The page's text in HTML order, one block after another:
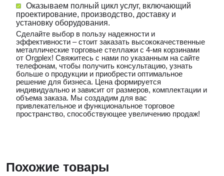
Оказываем полный цикл услуг, включающий
проектирование, производство, доставку и
установку оборудования.
Сделайте выбор в пользу надежности и
эффективности – стоит заказать высококачественные
металлические торговые стеллажи с 4-мя корзинами
от Orgplex! Свяжитесь с нами по указанным на сайте
телефонам, чтобы получить консультацию, узнать
больше о продукции и приобрести оптимальное
решение для бизнеса. Цена формируется
индивидуально и зависит от размеров, комплектации и
объема заказа. Мы создадим для вас
привлекательное и функциональное торговое
пространство, способствующее увеличению продаж!
Похожие товары